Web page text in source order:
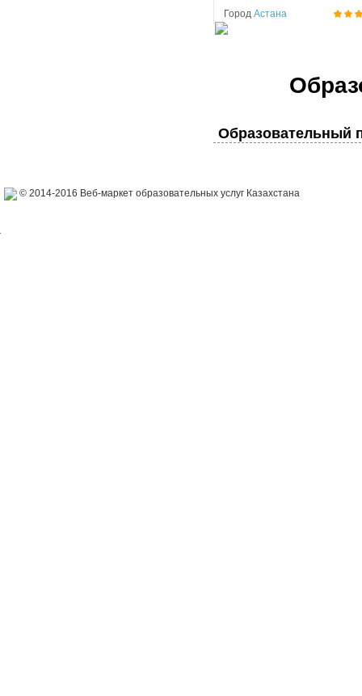
Город Астана
Образовательный
© 2014-2016 Веб-маркет образовательных услуг Казахстана